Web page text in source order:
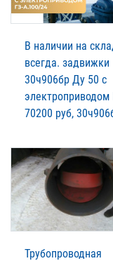
В наличии на
всегда. задвижки
30ч906бр Ду 50 с
70200 руб,
Трубопроводная